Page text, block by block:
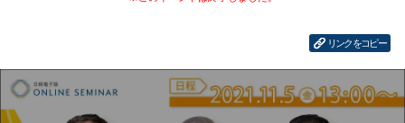
リンクをコピー